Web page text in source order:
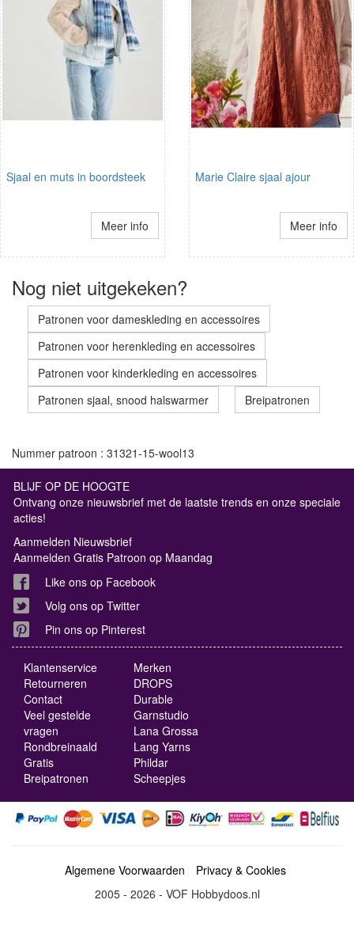
Sjaal en muts in boordsteek
Meer info
Marie Claire sjaal ajour
Meer info
Nog niet uitgekeken?
Patronen voor dameskleding en accessoires
Patronen voor herenkleding en accessoires
Patronen voor kinderkleding en accessoires
Patronen sjaal, snood halswarmer
Breipatronen
Nummer patroon : 31321-15-wool13
BLIJF OP DE HOOGTE
Ontvang onze nieuwsbrief met de laatste trends en onze speciale
acties!
Aanmelden Nieuwsbrief
Aanmelden Gratis Patroon op Maandag
Like ons op Facebook
Volg ons op Twitter
Pin ons op Pinterest
Klantenservice
Retourneren
Contact
Veel gestelde
vragen
Rondbreinaald
Gratis
Breipatronen
Merken
DROPS
Durable
Garnstudio
Lana Grossa
Lang Yarns
Phildar
Scheepjes
Algemene Voorwaarden
Privacy & Cookies
2005 - 2026 - VOF Hobbydoos.nl